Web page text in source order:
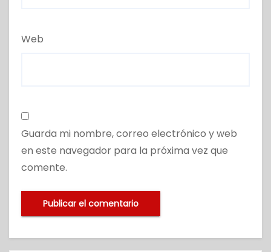
Web
Guarda mi nombre, correo electrónico y web
en este navegador para la próxima vez que
comente.